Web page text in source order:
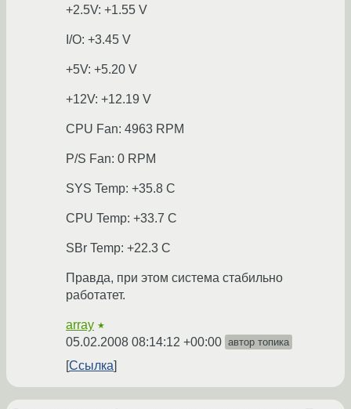
+2.5V: +1.55 V
I/O: +3.45 V
+5V: +5.20 V
+12V: +12.19 V
CPU Fan: 4963 RPM
P/S Fan: 0 RPM
SYS Temp: +35.8 C
CPU Temp: +33.7 C
SBr Temp: +22.3 C
Правда, при этом система стабильно
работатет.
array ★
05.02.2008 08:14:12 +00:00 автор топика
Ссылка